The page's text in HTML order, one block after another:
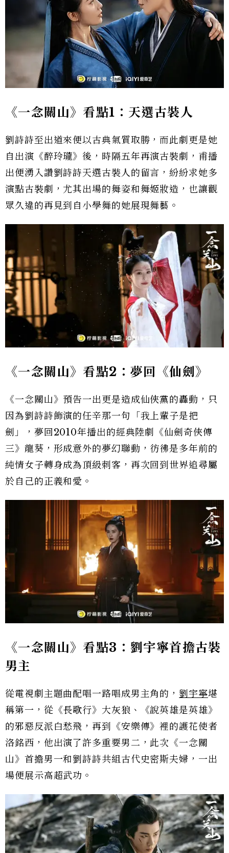
《一念關山》看點1：天選古裝人
劉詩詩至出道來便以古典氣質取勝，而此劇更是她
自出演《醉玲瓏》後，時隔五年再演古裝劇，甫播
出便湧入讚劉詩詩天選古裝人的留言，紛紛求她多
演點古裝劇，尤其出場的舞姿和舞姬妝造，也讓觀
眾久違的再見到自小學舞的她展現舞藝。
《一念關山》看點2：夢回《仙劍》
《一念關山》預告一出更是造成仙俠黨的轟動，只
因為劉詩詩飾演的任辛那一句「我上輩子是把
劍」，夢回2010年播出的經典陸劇《仙劍奇俠傳
三》龍葵，形成意外的夢幻聯動，彷彿是多年前的
純情女子轉身成為頂級刺客，再次回到世界追尋屬
於自己的正義和愛。
《一念關山》看點3：劉宇寧首擔古裝
男主
從電視劇主題曲配唱一路唱成男主角的， 劉宇寧堪
稱第一，從《長歌行》大灰狼、《說英雄是英雄》
的邪惡反派白愁飛，再到《安樂傳》裡的護花使者
洛銘西，他出演了許多重要男二，此次《一念關
山》首擔男一和劉詩詩共組古代史密斯夫婦，一出
場便展示高超武功。